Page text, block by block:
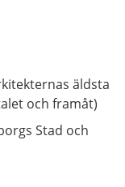
äldsta
och framåt)
Stad och